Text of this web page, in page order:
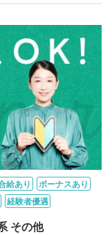
給あり
ボーナスあり
経験者優遇
その他